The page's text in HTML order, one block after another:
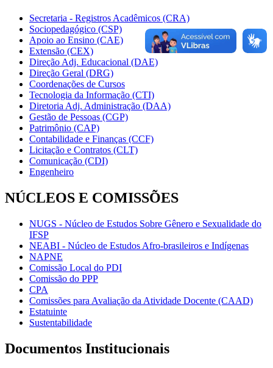
Secretaria - Registros Acadêmicos (CRA)
Sociopedagógico (CSP)
Apoio ao Ensino (CAE)
Extensão (CEX)
Direção Adj. Educacional (DAE)
Direção Geral (DRG)
Coordenações de Cursos
Tecnologia da Informação (CTI)
Diretoria Adj. Administração (DAA)
Gestão de Pessoas (CGP)
Patrimônio (CAP)
Contabilidade e Finanças (CCF)
Licitação e Contratos (CLT)
Comunicação (CDI)
Engenheiro
NÚCLEOS E COMISSÕES
NUGS - Núcleo de Estudos Sobre Gênero e Sexualidade do
IFSP
NEABI - Núcleo de Estudos Afro-brasileiros e Indígenas
NAPNE
Comissão Local do PDI
Comissão do PPP
CPA
Comissões para Avaliação da Atividade Docente (CAAD)
Estatuinte
Sustentabilidade
Documentos Institucionais